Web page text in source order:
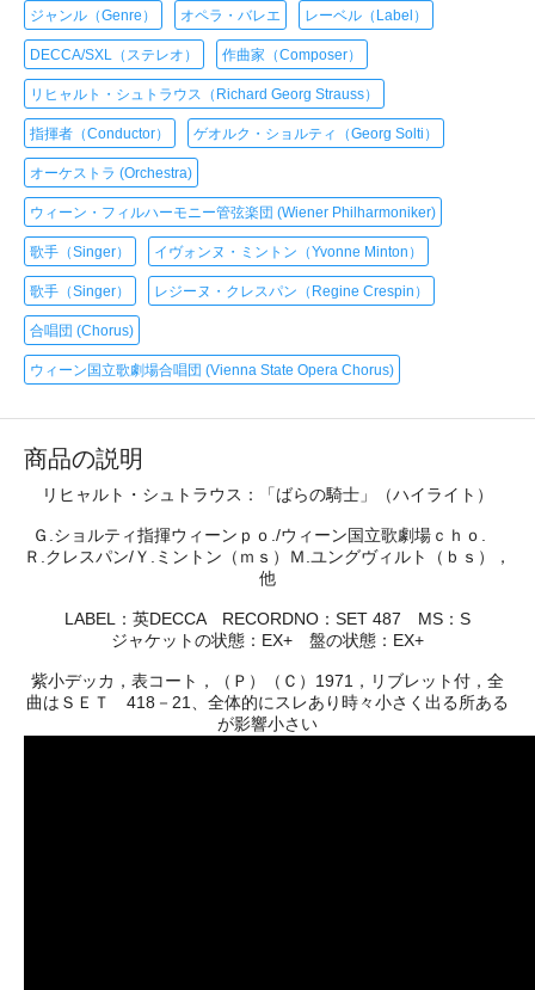
ジャンル（Genre） オペラ・バレエ レーベル（Label）
DECCA/SXL（ステレオ） 作曲家（Composer）
リヒャルト・シュトラウス（Richard Georg Strauss）
指揮者（Conductor） ゲオルク・ショルティ（Georg Solti）
オーケストラ (Orchestra)
ウィーン・フィルハーモニー管弦楽団 (Wiener Philharmoniker)
歌手（Singer） イヴォンヌ・ミントン（Yvonne Minton）
歌手（Singer） レジーヌ・クレスパン（Regine Crespin）
合唱団 (Chorus)
ウィーン国立歌劇場合唱団 (Vienna State Opera Chorus)
商品の説明
リヒャルト・シュトラウス：「ばらの騎士」（ハイライト）
Ｇ.ショルティ指揮ウィーンｐｏ./ウィーン国立歌劇場ｃｈｏ.
Ｒ.クレスパン/Ｙ.ミントン（ｍｓ）Ｍ.ユングヴィルト（ｂｓ），
他
LABEL：英DECCA RECORDNO：SET 487 MS：S
ジャケットの状態：EX+ 盤の状態：EX+
紫小デッカ，表コート，（Ｐ）（Ｃ）1971，リブレット付，全
曲はＳＥＴ 418－21、全体的にスレあり時々小さく出る所ある
が影響小さい